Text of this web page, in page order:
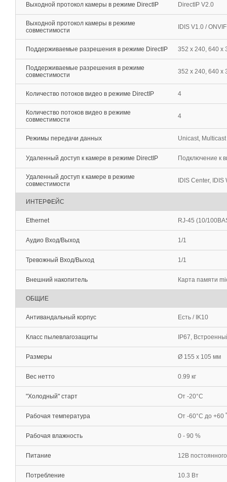
Выходной протокол камеры в режиме DirectIP DirectIP V2.0
Выходной протокол камеры в режиме
совместимости
IDIS V1.0 /
Поддерживаемые разрешения в режиме DirectIP 352 x 240, 640 x
Поддерживаемые разрешения в режиме
совместимости
352 x 240, 640 х
Количество потоков видео в режиме DirectIP 4
Количество потоков видео в режиме
совместимости
4
Режимы передачи данных Unicast, Multicast
Удаленный доступ к камере в режиме DirectIP Подключение к
Удаленный доступ к камере в режиме
совместимости
IDIS Center,
ИНТЕРФЕЙС
Ethernet RJ-45 (10/
Аудио Вход/Выход 1/1
Тревожный Вход/Выход 1/1
Внешний накопитель Карта памяти
ОБЩИЕ
Антивандальный корпус Есть / IK10
Класс пылевлагозащиты IP67,
Размеры Ø 155 x 105 мм
Вес нетто 0.99 кг
"Холодный" старт От -20°С
Рабочая температура От -60°С до +60
Рабочая влажность 0 - 90 %
Питание 12В
Потребление 10.3 Вт